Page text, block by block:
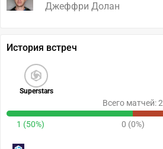
Джеффри Долан
История встреч
Superstars
Всего матчей: 2
1 (50%) 0 (0%)